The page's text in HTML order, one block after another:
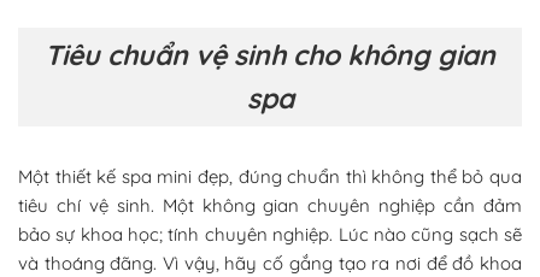
Tiêu chuẩn vệ sinh cho không gian
spa
Một thiết kế spa mini đẹp, đúng chuẩn thì không thể bỏ qua
tiêu chí vệ sinh. Một không gian chuyên nghiệp cần đảm
bảo sự khoa học; tính chuyên nghiệp. Lúc nào cũng sạch sẽ
và thoáng đãng. Vì vậy, hãy cố gắng tạo ra nơi để đồ khoa